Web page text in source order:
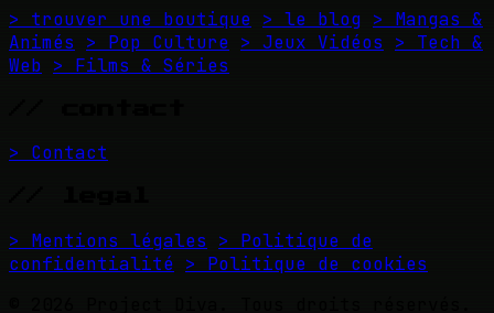
> trouver une boutique > le blog > Mangas &
Animés
> Pop Culture > Jeux Vidéos
> Tech &
Web > Films & Séries
> Contact
> Mentions légales
> Politique de
confidentialité > Politique de cookies